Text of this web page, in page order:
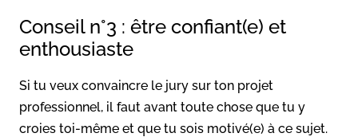
Conseil n°3 : être confiant(e) et
enthousiaste
Si tu veux convaincre le jury sur ton projet
professionnel, il faut avant toute chose que tu y
croies toi-même et que tu sois motivé(e) à ce sujet.